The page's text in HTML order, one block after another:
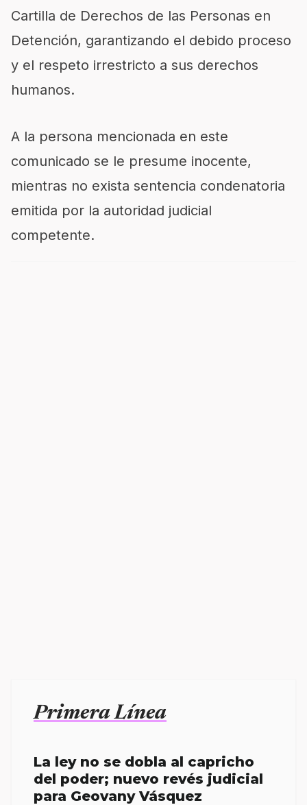
Cartilla de Derechos de las Personas en
Detención, garantizando el debido proceso
y el respeto irrestricto a sus derechos
humanos.
A la persona mencionada en este
comunicado se le presume inocente,
mientras no exista sentencia condenatoria
emitida por la autoridad judicial
competente.
Primera Línea
La ley no se dobla al capricho
del poder; nuevo revés judicial
para Geovany Vásquez